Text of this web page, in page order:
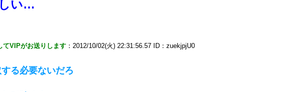
い…
てVIPがお送りします ：2012/10/02(火) 22:31:56.57 ID：zuekjpjU0
る必要ないだろ